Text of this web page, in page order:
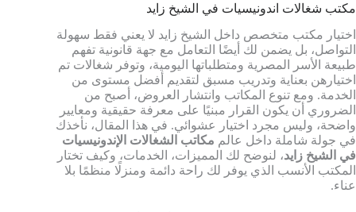
مكتب شغالات اندونيسيات في الشيخ زايد
اختيار مكتب متخصص داخل الشيخ زايد لا يعني فقط سهولة
التواصل، بل يضمن لك أيضًا التعامل مع جهة قانونية تفهم
طبيعة الأسر المصرية ومتطلباتها اليومية، وتوفر شغالات تم
اختيارهن بعناية وتدريب مسبق لتقديم أفضل مستوى من
الخدمة. ومع تنوع المكاتب وانتشار العروض، أصبح من
الضروري أن يكون القرار مبنيًا على معرفة حقيقية ومعايير
واضحة، وليس مجرد اختيار عشوائي. في هذا المقال، نأخذك
في جولة شاملة داخل عالم مكاتب الشغالات الإندونيسيات
في الشيخ زايد، لنوضح لك المميزات، الخدمات، وكيف تختار
المكتب الأنسب الذي يوفر لك راحة دائمة ومنزلًا منظمًا بلا
عناء.